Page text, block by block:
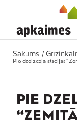
Sākums /
Pie dzelzceļa stacijas
PIE